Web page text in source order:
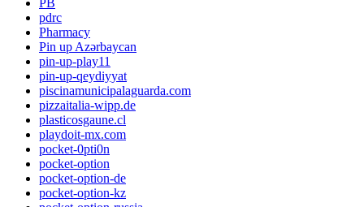
PB
pdrc
Pharmacy
Pin up Azərbaycan
pin-up-play11
pin-up-qeydiyyat
piscinamunicipalaguarda.com
pizzaitalia-wipp.de
plasticosgaune.cl
playdoit-mx.com
pocket-0pti0n
pocket-option
pocket-option-de
pocket-option-kz